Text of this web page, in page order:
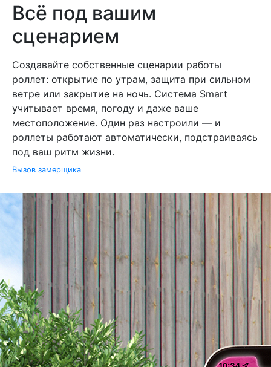
Всё под вашим
сценарием
Создавайте собственные сценарии работы
роллет: открытие по утрам, защита при сильном
ветре или закрытие на ночь. Система Smart
учитывает время, погоду и даже ваше
местоположение. Один раз настроили — и
роллеты работают автоматически, подстраиваясь
под ваш ритм жизни.
Вызов замерщика